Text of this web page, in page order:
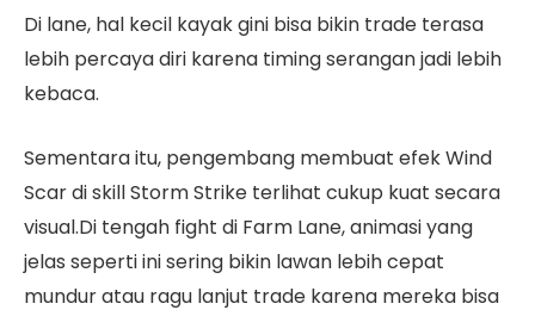
Di lane, hal kecil kayak gini bisa bikin trade terasa
lebih percaya diri karena timing serangan jadi lebih
kebaca.
Sementara itu, pengembang membuat efek Wind
Scar di skill Storm Strike terlihat cukup kuat secara
visual.Di tengah fight di Farm Lane, animasi yang
jelas seperti ini sering bikin lawan lebih cepat
mundur atau ragu lanjut trade karena mereka bisa